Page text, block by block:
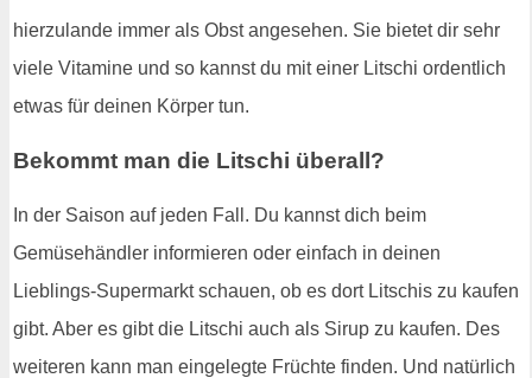
hierzulande immer als Obst angesehen. Sie bietet dir sehr
viele Vitamine und so kannst du mit einer Litschi ordentlich
etwas für deinen Körper tun.
Bekommt man die Litschi überall?
In der Saison auf jeden Fall. Du kannst dich beim
Gemüsehändler informieren oder einfach in deinen
Lieblings-Supermarkt schauen, ob es dort Litschis zu kaufen
gibt. Aber es gibt die Litschi auch als Sirup zu kaufen. Des
weiteren kann man eingelegte Früchte finden. Und natürlich